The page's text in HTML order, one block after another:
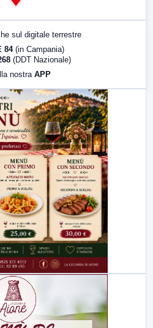
LabNews (replica)
sul digitale terrestre
84 (in Campania)
(DDT Nazionale)
nostra APP